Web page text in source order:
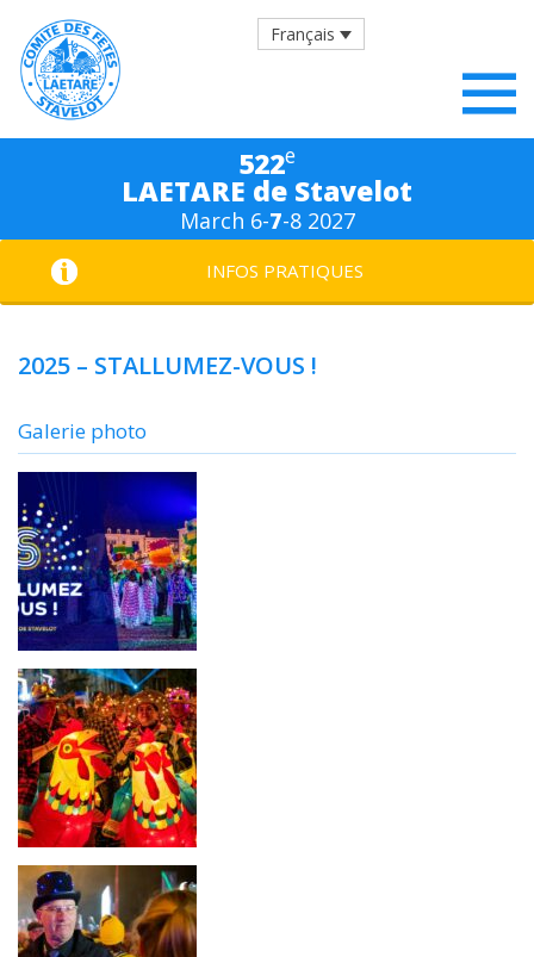
Français
522e
LAETARE de Stavelot
March 6-7-8 2027
INFOS PRATIQUES
2025 – STALLUMEZ-VOUS !
Galerie photo